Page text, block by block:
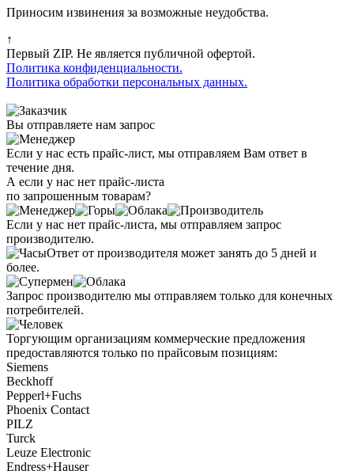
Приносим извинения за возможные неудобства.
↑
Первый ZIP. Не является публичной офертой.
Политика конфиденциальности.
Политика обработки персональных данных.
Вы отправляете нам запрос
Если у нас есть прайс-лист, мы отправляем Вам ответ в
течение дня.
А если у нас нет прайс-листа
по запрошенным товарам?
Если у нас нет прайс-листа, мы отправляем запрос
производителю.
Ответ от производителя может занять до 5 дней и
более.
Запрос производителю мы отправляем только для конечных
потребителей.
Торгующим организациям коммерческие предложения
предоставляются только по прайсовым позициям:
Siemens
Beckhoff
Pepperl+Fuchs
Phoenix Contact
PILZ
Turck
Leuze Electronic
Endress+Hauser